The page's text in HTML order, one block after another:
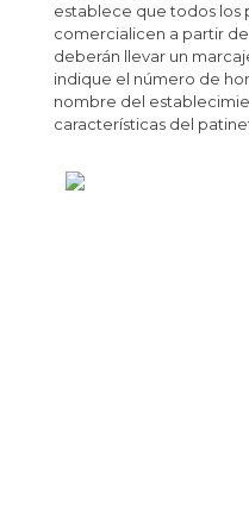
establece que todos los
comercialicen a partir
deberán llevar un
indique el número de
nombre del
características del